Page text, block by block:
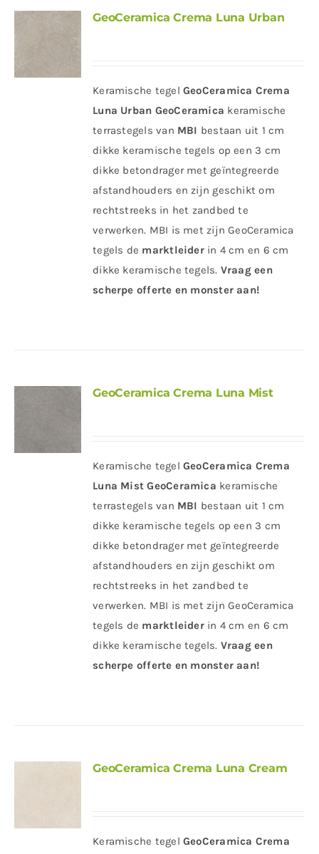
GeoCeramica Crema Luna Urban
Keramische tegel GeoCeramica Crema
Luna Urban GeoCeramica keramische
terrastegels van MBI bestaan uit 1 cm
dikke keramische tegels op een 3 cm
dikke betondrager met geïntegreerde
afstandhouders en zijn geschikt om
rechtstreeks in het zandbed te
verwerken. MBI is met zijn GeoCeramica
tegels de marktleiderin 4 cm en 6 cm
dikke keramische tegels. Vraag een
scherpe offerte en monster aan!
GeoCeramica Crema Luna Mist
Keramische tegel GeoCeramica Crema
Luna Mist GeoCeramica keramische
terrastegels van MBI bestaan uit 1 cm
dikke keramische tegels op een 3 cm
dikke betondrager met geïntegreerde
afstandhouders en zijn geschikt om
rechtstreeks in het zandbed te
verwerken. MBI is met zijn GeoCeramica
tegels de marktleiderin 4 cm en 6 cm
dikke keramische tegels. Vraag een
scherpe offerte en monster aan!
GeoCeramica Crema Luna Cream
Keramische tegel GeoCeramica Crema